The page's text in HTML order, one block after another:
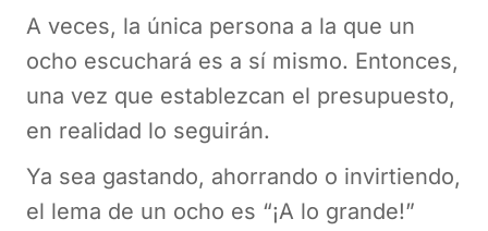
A veces, la única persona a la que un
ocho escuchará es a sí mismo. Entonces,
una vez que establezcan el presupuesto,
en realidad lo seguirán.
Ya sea gastando, ahorrando o invirtiendo,
el lema de un ocho es “¡A lo grande!”